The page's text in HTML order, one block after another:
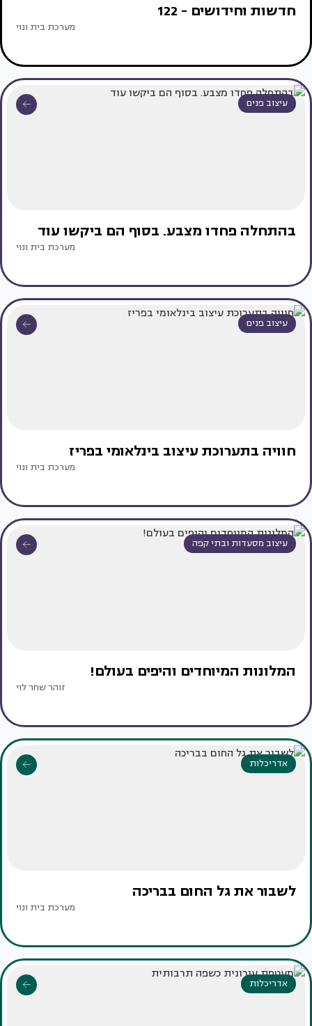
חדשות וחידושים - 122
מערכת בית ונוי
עיצוב פנים
בהתחלה פחדו מצבע. בסוף הם ביקשו עוד
מערכת בית ונוי
עיצוב פנים
חוויה בתערוכת עיצוב בינלאומי בפריז
מערכת בית ונוי
עיצוב מסעדות ובתי קפה
המלונות המיוחדים והיפים בעולם!
זוהר שחר לוי
אדריכלות
לשבור את גל החום בבריכה
מערכת בית ונוי
אדריכלות